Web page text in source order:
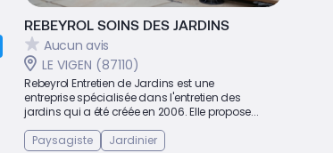
REBEYROL SOINS DES JARDINS
Aucun avis
LE VIGEN (87110)
Rebeyrol Entretien de Jardins est une
entreprise spécialisée dans l'entretien des
jardins qui a été créée en 2006. Elle propose...
Paysagiste
Jardinier